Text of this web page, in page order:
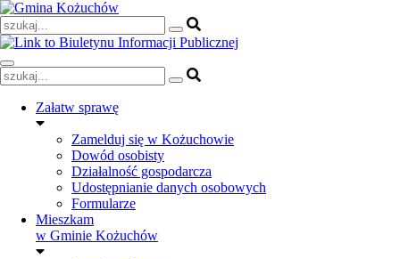
Skip
to
content
Załatw sprawę
Zamelduj się w Kożuchowie
Dowód osobisty
Działalność gospodarcza
Udostępnianie danych osobowych
Formularze
Mieszkam
w Gminie Kożuchów